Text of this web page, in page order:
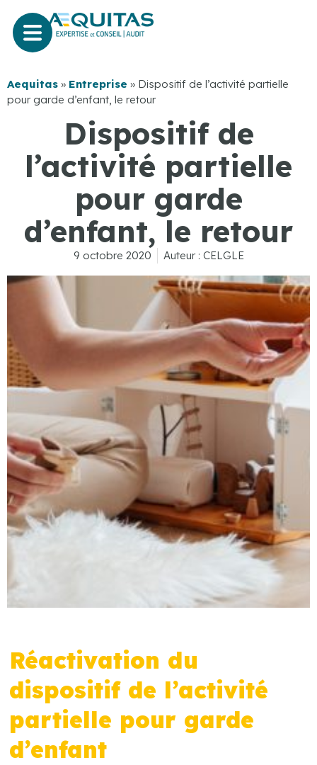
Aequitas » Entreprise » Dispositif de l’activité partielle
pour garde d’enfant, le retour
Dispositif de
l’activité partielle
pour garde
d’enfant, le retour
9 octobre 2020 Auteur : CELGLE
Réactivation du
dispositif de l’activité
partielle pour garde
d’enfant